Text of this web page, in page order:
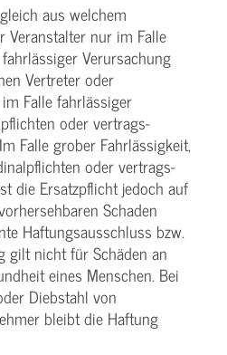
aus welchem
Veranstalter nur im Falle
Verursachung
Vertreter oder
Falle fahrlässiger
oder vertrags­
Falle grober Fahrlässigkeit,
oder vertrags­
die Ersatzpflicht jedoch auf
Schaden
Haftungs­ausschluss bzw.
gilt nicht für Schäden an
eines Menschen. Bei
Diebstahl von
bleibt die Haftung